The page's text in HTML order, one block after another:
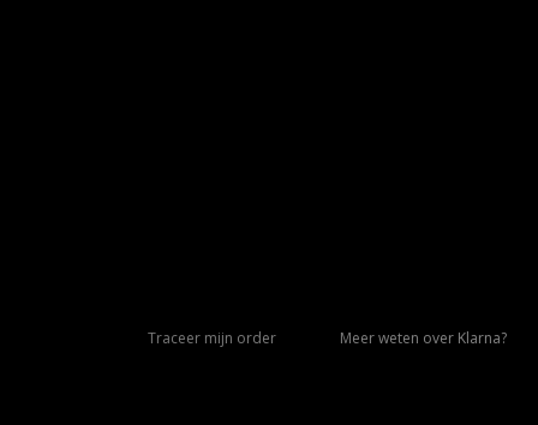
Traceer mijn order Meer weten over Klarna?